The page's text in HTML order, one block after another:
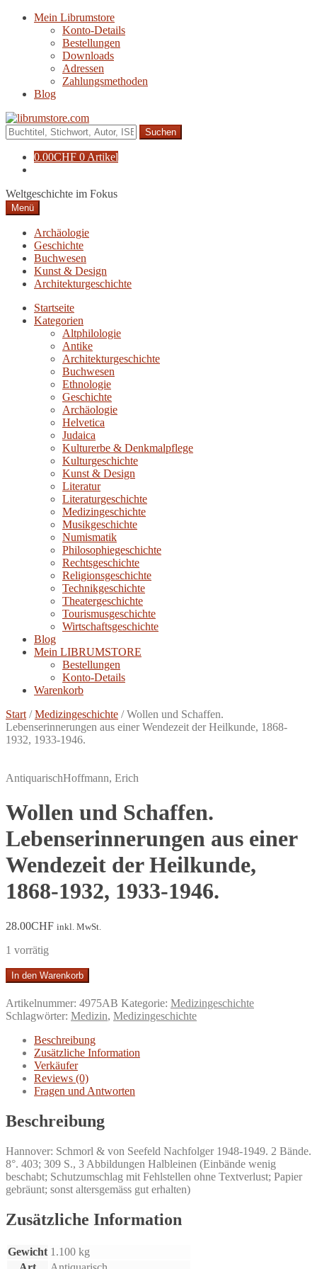
Navigation
Zum
Mein Librumstore
Konto-Details
Bestellungen
Downloads
Adressen
Zahlungsmethoden
Blog
Suche
nach:
0.00CHF 0 Artikel
Weltgeschichte im Fokus
Menü
Archäologie
Geschichte
Buchwesen
Kunst & Design
Architekturgeschichte
Startseite
Kategorien
Altphilologie
Antike
Architekturgeschichte
Buchwesen
Ethnologie
Geschichte
Archäologie
Helvetica
Judaica
Kulturerbe & Denkmalpflege
Kulturgeschichte
Kunst & Design
Literatur
Literaturgeschichte
Medizingeschichte
Musikgeschichte
Numismatik
Philosophiegeschichte
Rechtsgeschichte
Religionsgeschichte
Technikgeschichte
Theatergeschichte
Tourismusgeschichte
Wirtschaftsgeschichte
Blog
Mein LIBRUMSTORE
Bestellungen
Konto-Details
Warenkorb
Start /Medizingeschichte /Wollen und Schaffen.
Lebenserinnerungen aus einer Wendezeit der Heilkunde, 1868-
1932, 1933-1946.
AntiquarischHoffmann, Erich
Wollen und Schaffen.
Lebenserinnerungen aus einer
Wendezeit der Heilkunde,
1868-1932, 1933-1946.
28.00CHF inkl. MwSt.
1 vorrätig
Wollen
und
Schaffen.
Lebenserinnerungen
einer
Wendezeit
Heilkunde,
1868-
1933-
1946.
In den Warenkorb
Artikelnummer: 4975AB Kategorie: Medizingeschichte
Schlagwörter: Medizin, Medizingeschichte
Beschreibung
Zusätzliche Information
Verkäufer
Reviews (0)
Fragen und Antworten
Beschreibung
Hannover: Schmorl & von Seefeld Nachfolger 1948-1949. 2 Bände.
8°. 403; 309 S., 3 Abbildungen Halbleinen (Einbände wenig
beschabt; Schutzumschlag mit Fehlstellen ohne Textverlust; Papier
gebräunt; sonst altersgemäss gut erhalten)
Zusätzliche Information
Gewicht 1.100 kg